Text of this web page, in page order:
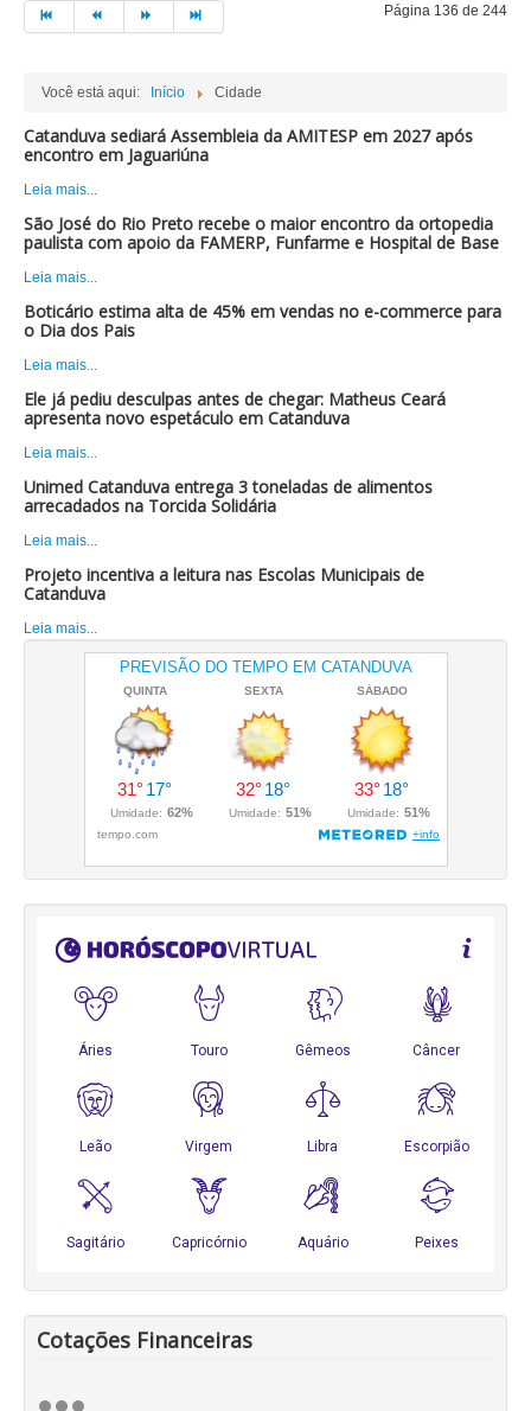
Página 136 de 244
Você está aqui: Início Cidade
Catanduva sediará Assembleia da AMITESP em 2027 após
encontro em Jaguariúna
Leia mais...
São José do Rio Preto recebe o maior encontro da ortopedia
paulista com apoio da FAMERP, Funfarme e Hospital de Base
Leia mais...
Boticário estima alta de 45% em vendas no e-commerce para
o Dia dos Pais
Leia mais...
Ele já pediu desculpas antes de chegar: Matheus Ceará
apresenta novo espetáculo em Catanduva
Leia mais...
Unimed Catanduva entrega 3 toneladas de alimentos
arrecadados na Torcida Solidária
Leia mais...
Projeto incentiva a leitura nas Escolas Municipais de
Catanduva
Leia mais...
Cotações Financeiras